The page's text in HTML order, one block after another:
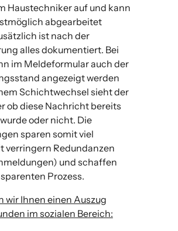
Haustechniker auf und kann
abgearbeitet
ist nach der
alles dokumentiert. Bei
im Meldeformular auch der
angezeigt werden
Schichtwechsel sieht der
ob diese Nachricht bereits
oder nicht. Die
sparen somit viel
verringern Redundanzen
und schaffen
Prozess.
wir Ihnen einen Auszug
im sozialen Bereich: